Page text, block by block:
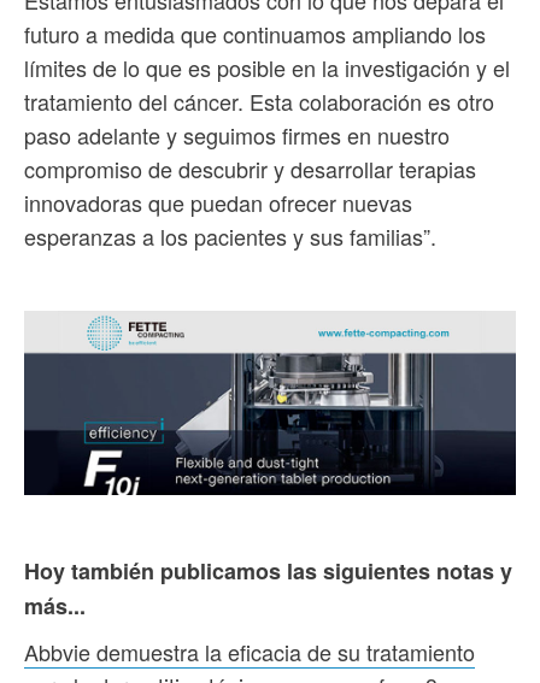
futuro a medida que continuamos ampliando los
límites de lo que es posible en la investigación y el
tratamiento del cáncer. Esta colaboración es otro
paso adelante y seguimos firmes en nuestro
compromiso de descubrir y desarrollar terapias
innovadoras que puedan ofrecer nuevas
esperanzas a los pacientes y sus familias”.
Hoy también publicamos las siguientes notas y
más...
Abbvie demuestra la eficacia de su tratamiento